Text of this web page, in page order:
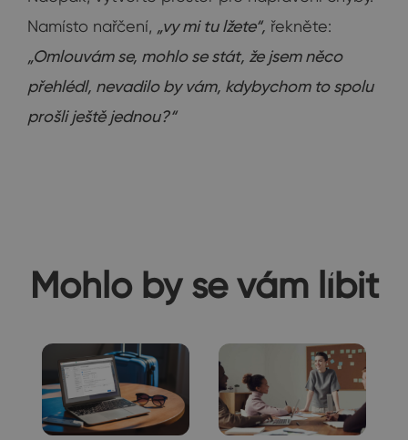
Namísto nařčení, „vy mi tu lžete“, řekněte:
„Omlouvám se, mohlo se stát, že jsem něco
přehlédl, nevadilo by vám, kdybychom to spolu
prošli ještě jednou?“
Mohlo by se vám líbit